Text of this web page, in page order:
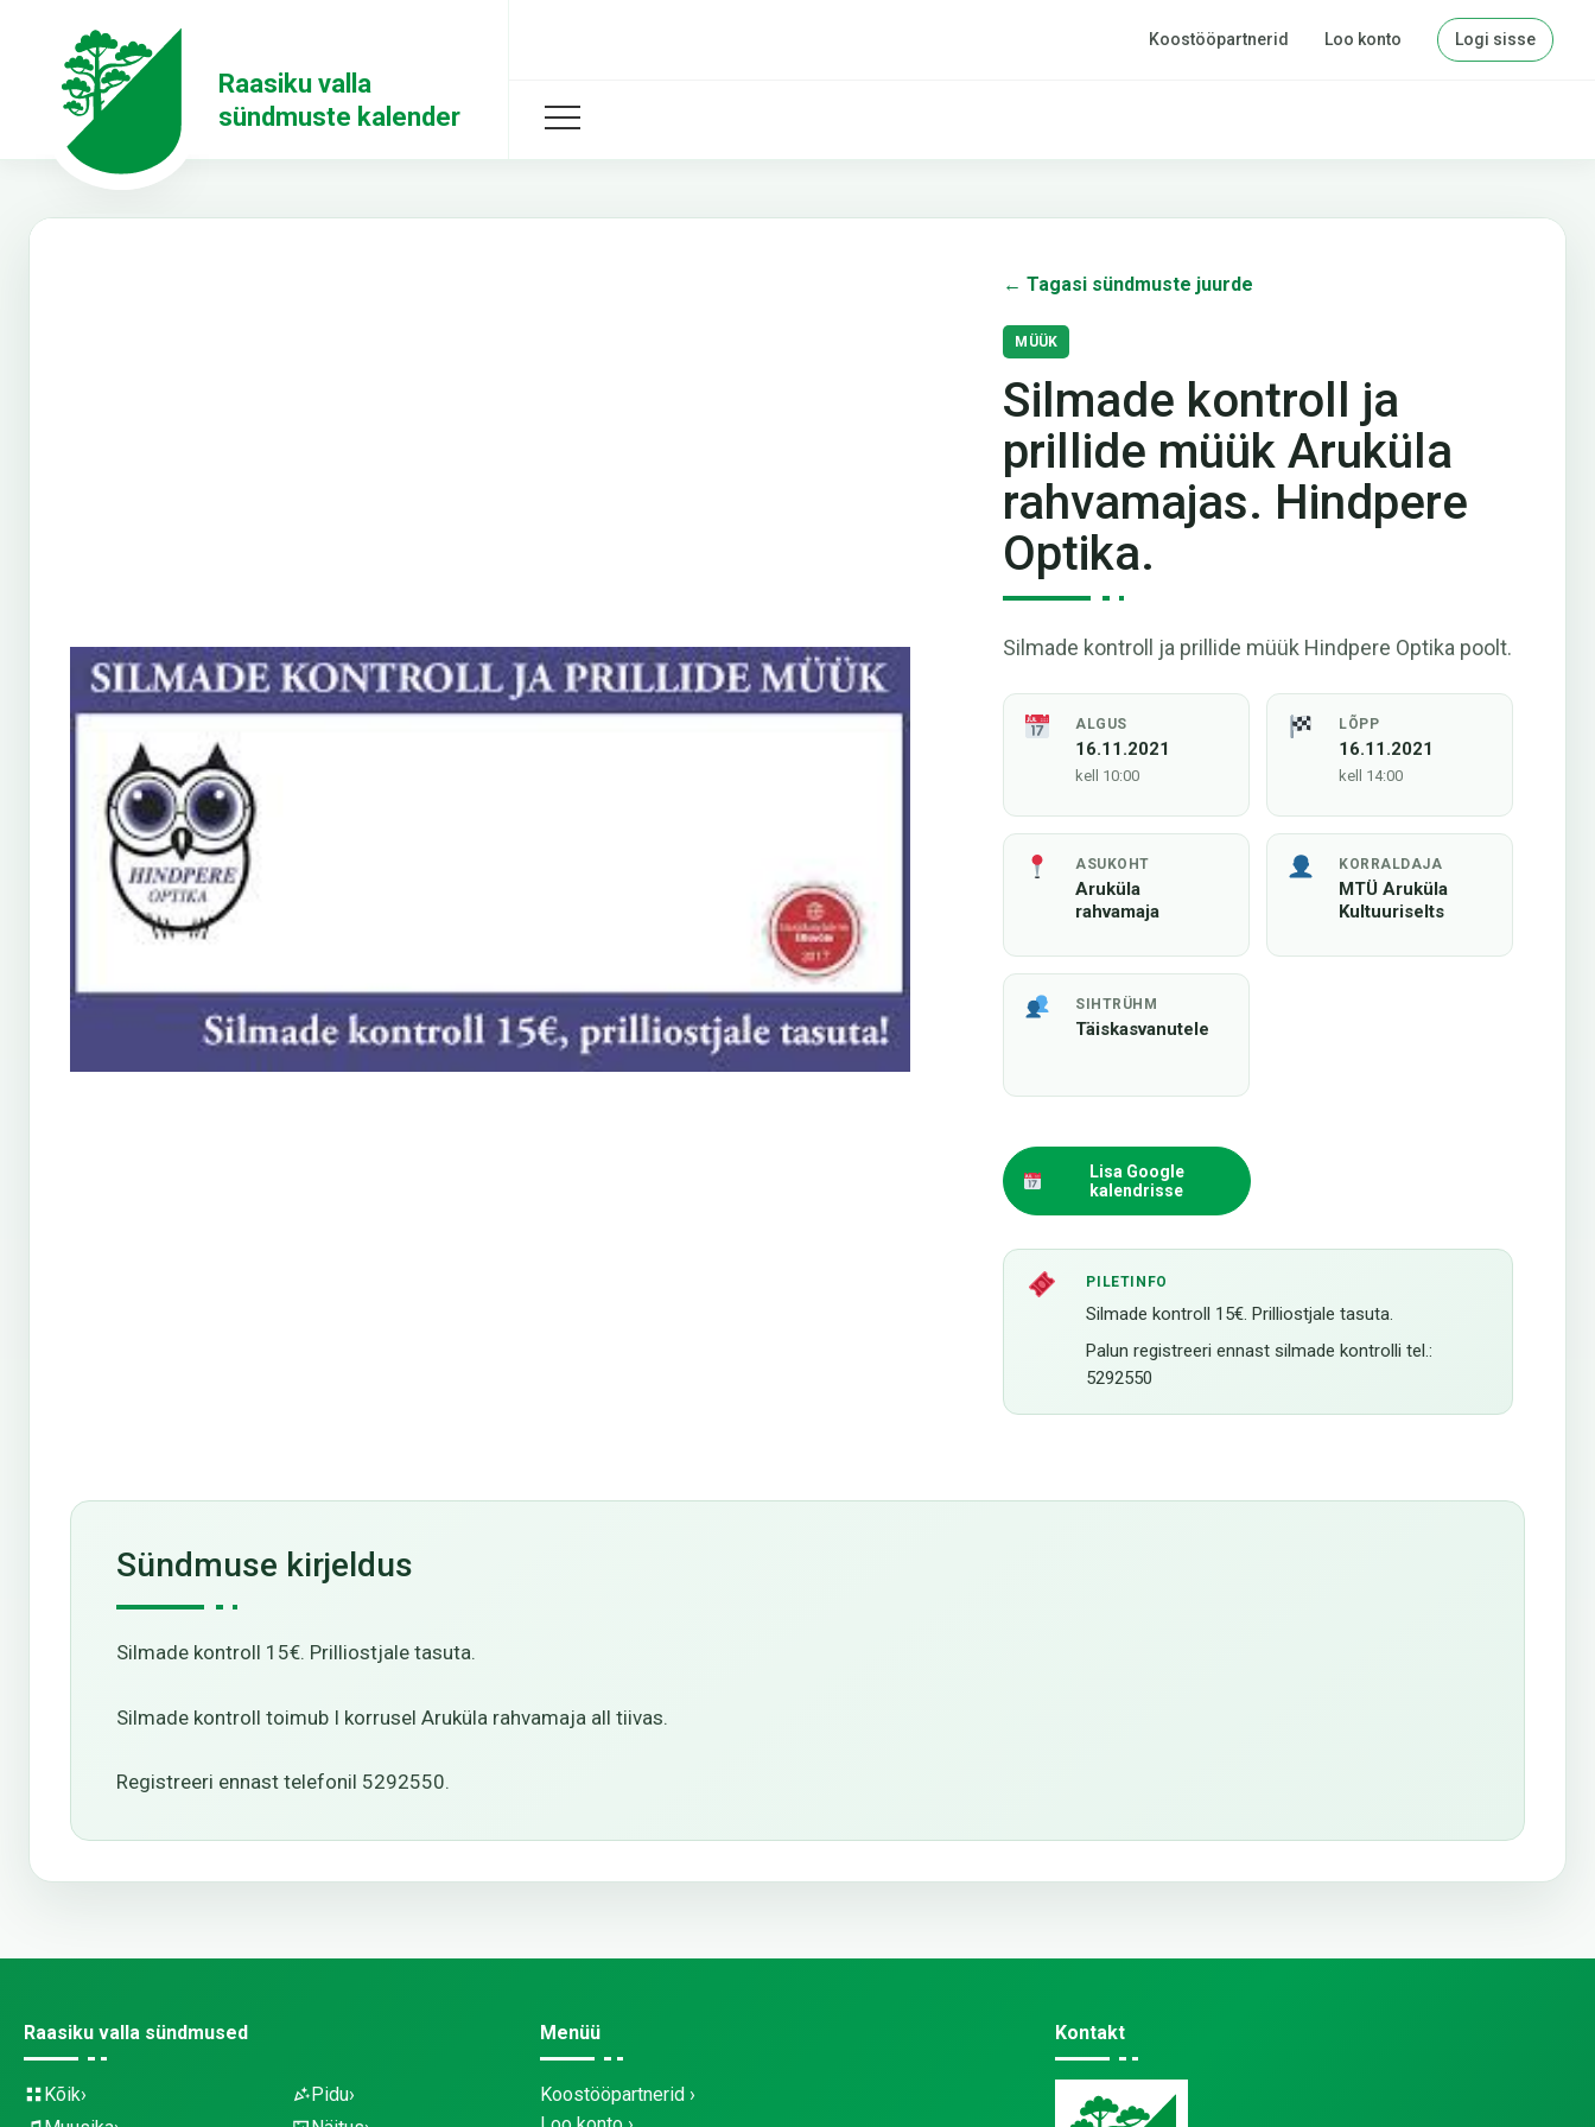
Raasiku valla
sündmuste kalender
Koostööpartnerid Loo konto Logi sisse
← Tagasi sündmuste juurde
MÜÜK
Silmade kontroll ja
prillide müük Aruküla
rahvamajas. Hindpere
Optika.
Silmade kontroll ja prillide müük Hindpere Optika poolt.
ALGUS
16.11.2021
kell 10:00
LÕPP
16.11.2021
kell 14:00
ASUKOHT
Aruküla
rahvamaja
KORRALDAJA
MTÜ Aruküla
Kultuuriselts
SIHTRÜHM
Täiskasvanutele
Lisa Google
kalendrisse
PILETINFO
Silmade kontroll 15€. Prilliostjale tasuta.
Palun registreeri ennast silmade kontrolli tel.:
5292550
Sündmuse kirjeldus
Silmade kontroll 15€. Prilliostjale tasuta.
Silmade kontroll toimub I korrusel Aruküla rahvamaja all tiivas.
Registreeri ennast telefonil 5292550.
Raasiku valla sündmused
Kõik
Pidu
Menüü
Koostööpartnerid
Kontakt